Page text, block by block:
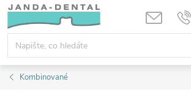
Přejít
obsah
Kombinované